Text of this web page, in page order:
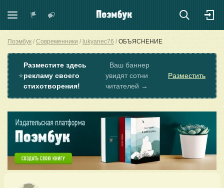
Поэмбук Современники lukyanec76 ОБЪЯСНЕНИЕ
⭐
Разместите здесь
рекламу своего
стихотворения!
Ваш баннер
увидят сотни
читателей →
Разместить